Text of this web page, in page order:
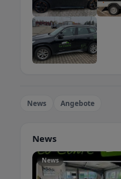
News Angebote
News
News